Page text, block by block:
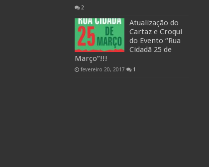
2
Atualização do
Cartaz e Croqui
do Evento “Rua
Cidadã 25 de
Março”!!!
fevereiro 20, 2017 1